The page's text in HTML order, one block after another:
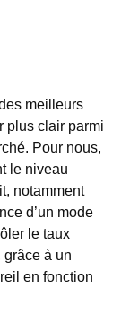
meilleurs
plus clair parmi
Pour nous,
le niveau
notamment
d’un mode
le taux
grâce à un
en fonction